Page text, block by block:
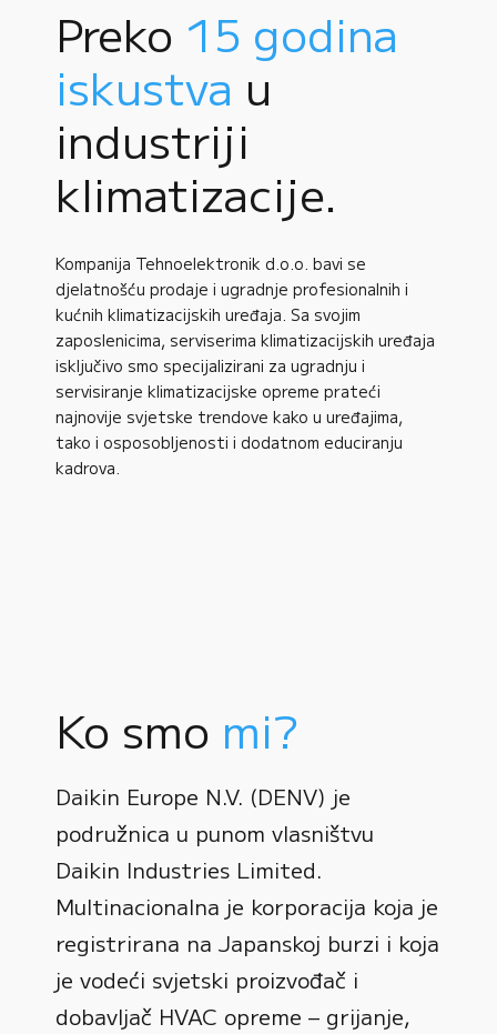
Preko 15 godina
iskustva u
industriji
klimatizacije.
Kompanija Tehnoelektronik d.o.o. bavi se
djelatnošću prodaje i ugradnje profesionalnih i
kućnih klimatizacijskih uređaja. Sa svojim
zaposlenicima, serviserima klimatizacijskih uređaja
isključivo smo specijalizirani za ugradnju i
servisiranje klimatizacijske opreme prateći
najnovije svjetske trendove kako u uređajima,
tako i osposobljenosti i dodatnom educiranju
kadrova.
Ko smo mi?
Daikin Europe N.V. (DENV) je
podružnica u punom vlasništvu
Daikin Industries Limited.
Multinacionalna je korporacija koja je
registrirana na Japanskoj burzi i koja
je vodeći svjetski proizvođač i
dobavljač HVAC opreme – grijanje,
0